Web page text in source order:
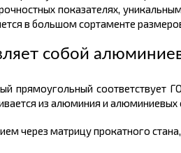
показателях,
в большом сортаменте
собой
прямоугольный соответствует
из алюминия и
через матрицу прокатного